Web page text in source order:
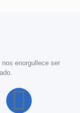
enorgullece ser